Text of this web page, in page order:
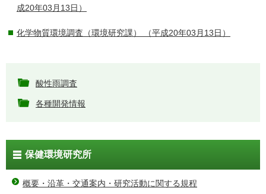
成20年03月13日）
化学物質環境調査（環境研究課） （平成20年03月13日）
酸性雨調査
各種開発情報
保健環境研究所
概要・沿革・交通案内・研究活動に関する規程